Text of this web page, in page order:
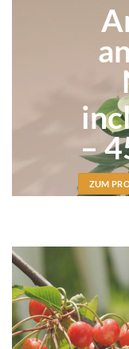
–
ZUM